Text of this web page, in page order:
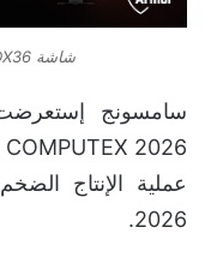
شاشة MPG OLED 322URDX36 من MSI
سامسونج
عملية الإنتاج
2026.